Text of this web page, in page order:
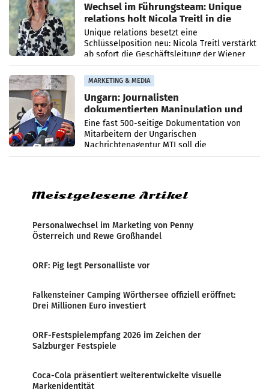
Wechsel im Führungsteam: Unique
relations holt Nicola Treitl in die
Geschäftsleitung
Unique relations besetzt eine
Schlüsselposition neu: Nicola Treitl verstärkt
ab sofort die Geschäftsleitung der Wiener
PR-Agentur an der Seite von Josef Kalina und
Anna Kalina-Mahr.
MARKETING & MEDIA
Ungarn: Journalisten
dokumentierten Manipulation und
Zensur
Eine fast 500-seitige Dokumentation von
Mitarbeitern der Ungarischen
Nachrichtenagentur MTI soll die
systematische Nachrichten-Manipulation und
Meistgelesene Artikel
Personalwechsel im Marketing von Penny
Österreich und Rewe Großhandel
ORF: Pig legt Personalliste vor
Falkensteiner Camping Wörthersee offiziell eröffnet:
Drei Millionen Euro investiert
ORF-Festspielempfang 2026 im Zeichen der
Salzburger Festspiele
Coca-Cola präsentiert weiterentwickelte visuelle
Markenidentität